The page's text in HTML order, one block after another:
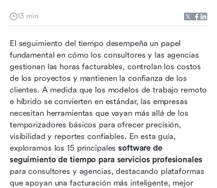
13 min
El seguimiento del tiempo desempeña un papel
fundamental en cómo los consultores y las agencias
gestionan las horas facturables, controlan los costos
de los proyectos y mantienen la confianza de los
clientes. A medida que los modelos de trabajo remoto
e híbrido se convierten en estándar, las empresas
necesitan herramientas que vayan más allá de los
temporizadores básicos para ofrecer precisión,
visibilidad y reportes confiables. En esta guía,
exploramos los 15 principales software de
seguimiento de tiempo para servicios profesionales
para consultores y agencias, destacando plataformas
que apoyan una facturación más inteligente, mejor
Características clave que buscar en el software
Las 15 principales herramientas de seguimiento
de tiempo de servicios profesionales para
consultores
Cómo elegir el mejor software de seguimiento
de tiempo para consultores
Tendencias futuras en el software de
seguimiento de tiempo
Conclusión
Preguntas frecuentes